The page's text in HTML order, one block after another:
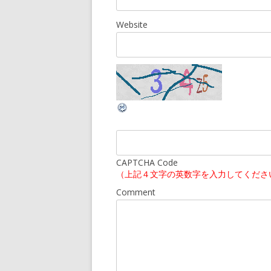
Website
CAPTCHA Code
（上記４文字の英数字を入力してくだ
Comment